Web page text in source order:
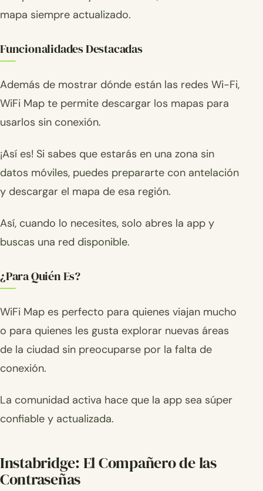
mapa siempre actualizado.
Funcionalidades Destacadas
Además de mostrar dónde están las redes Wi-Fi,
WiFi Map te permite descargar los mapas para
usarlos sin conexión.
¡Así es! Si sabes que estarás en una zona sin
datos móviles, puedes prepararte con antelación
y descargar el mapa de esa región.
Así, cuando lo necesites, solo abres la app y
buscas una red disponible.
¿Para Quién Es?
WiFi Map es perfecto para quienes viajan mucho
o para quienes les gusta explorar nuevas áreas
de la ciudad sin preocuparse por la falta de
conexión.
La comunidad activa hace que la app sea súper
confiable y actualizada.
Instabridge: El Compañero de las
Contraseñas